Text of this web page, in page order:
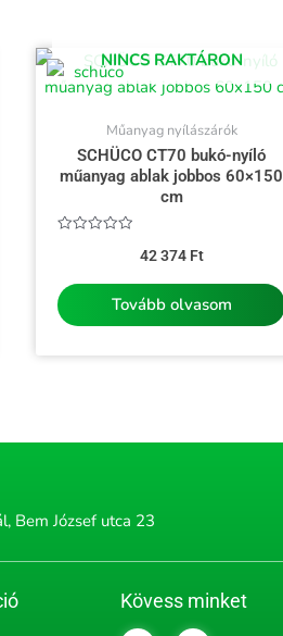
NINCS RAKTÁRON
Műanyag nyílászárók
SCHÜCO CT70 bukó-nyíló
műanyag ablak jobbos 60×150
cm
42 374 Ft
Tovább olvasom
Bem József utca 23
Kövess minket